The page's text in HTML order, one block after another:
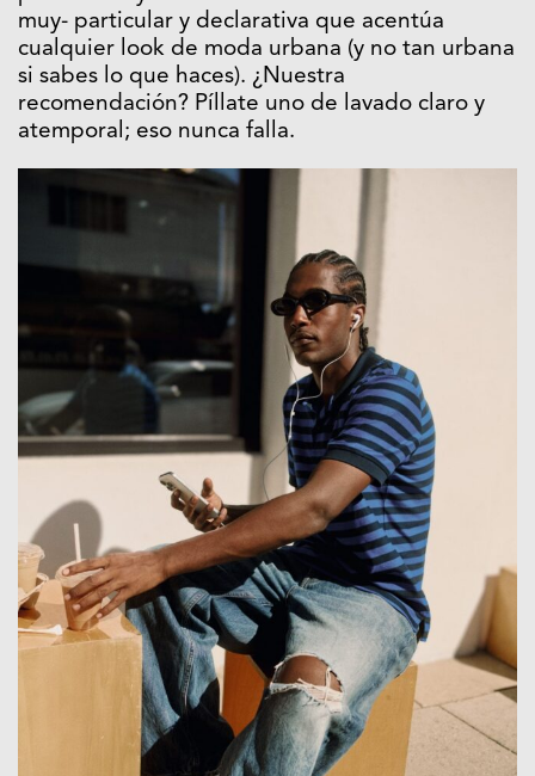
muy- particular y declarativa que acentúa
cualquier look de moda urbana (y no tan urbana
si sabes lo que haces). ¿Nuestra
recomendación? Píllate uno de lavado claro y
atemporal; eso nunca falla.